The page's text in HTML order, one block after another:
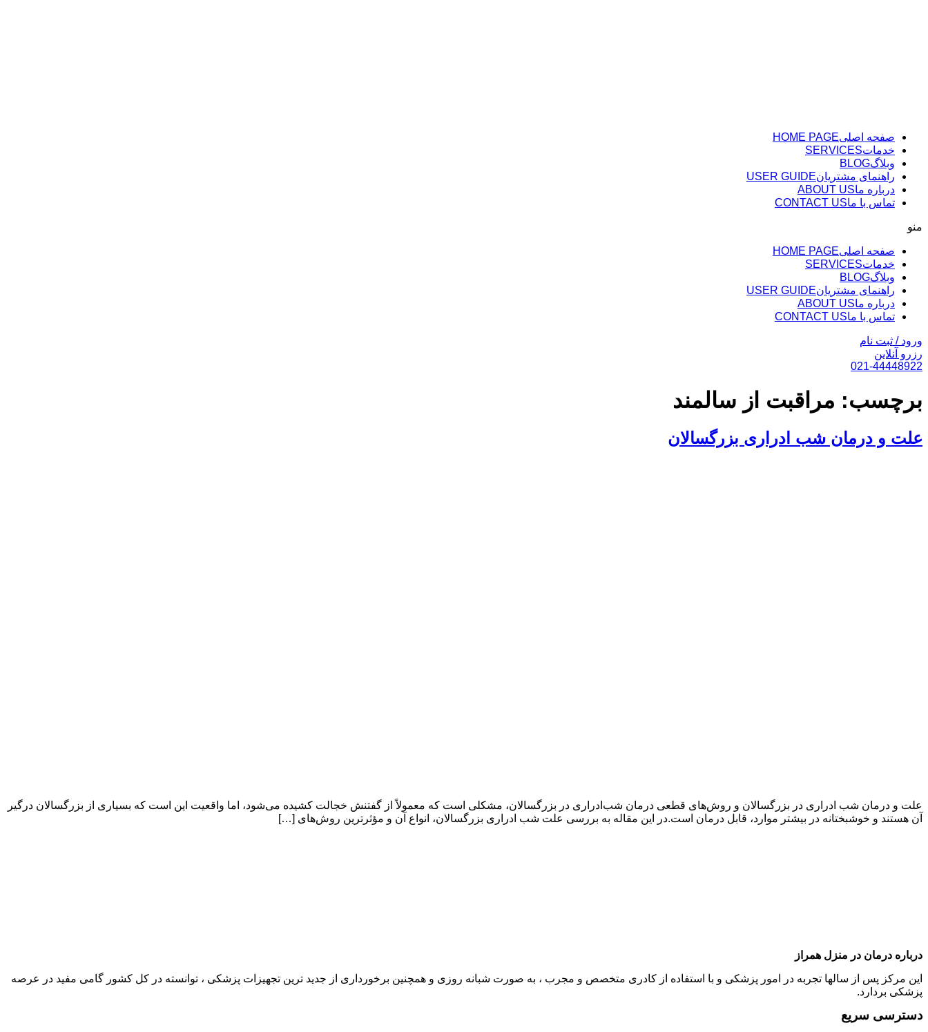
صفحه اصلیHOME PAGE
خدماتSERVICES
وبلاگBLOG
راهنمای مشتریانUSER GUIDE
درباره ماABOUT US
تماس با ماCONTACT US
منو
صفحه اصلیHOME PAGE
خدماتSERVICES
وبلاگBLOG
راهنمای مشتریانUSER GUIDE
درباره ماABOUT US
تماس با ماCONTACT US
ورود / ثبت نام
رزرو آنلاین
021-44448922
برچسب: مراقبت از سالمند
علت و درمان شب ادراری بزرگسالان
علت و درمان شب‌ ادراری در بزرگسالان و روش‌های قطعی درمان شب‌ادراری در بزرگسالان، مشکلی است که معمولاً از گفتنش خجالت کشیده می‌شود، اما واقعیت این است که بسیاری از بزرگسالان درگیر
آن هستند و خوشبختانه در بیشتر موارد، قابل درمان است.در این مقاله به بررسی علت شب ادراری بزرگسالان، انواع آن و مؤثرترین روش‌های […]
درباره درمان در منزل همراز
این مرکز پس از سالها تجربه در امور پزشکی و با استفاده از کادری متخصص و مجرب ، به صورت شبانه روزی و همچنین برخورداری از جدید ترین تجهیزات پزشکی ، توانسته در کل کشور گامی مفید در عرصه
پزشکی بردارد.
دسترسی سریع